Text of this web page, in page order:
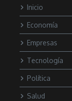
Inicio
Economía
Empresas
Tecnología
Política
Salud